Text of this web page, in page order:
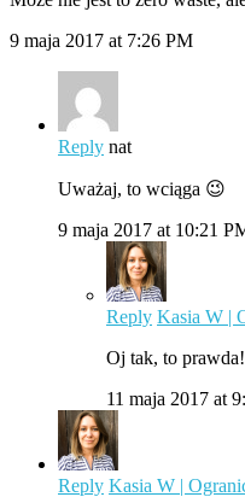
9 maja 2017 at 7:26 PM
Reply nat
Uważaj, to wciąga 😉
9 maja 2017 at 10:21
Reply Kasia W |
Oj tak, to
11 maja 2017 at
Reply Kasia W |